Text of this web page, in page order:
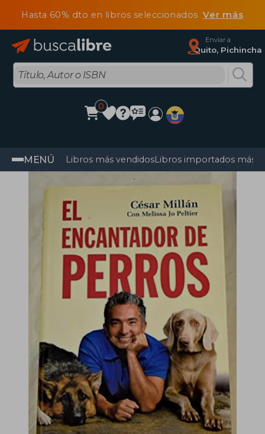
Hasta 60% dto en libros seleccionadosVer más
Enviar a
Quito, Pichincha
0
MENÚ Libros más vendidosLibros importados más